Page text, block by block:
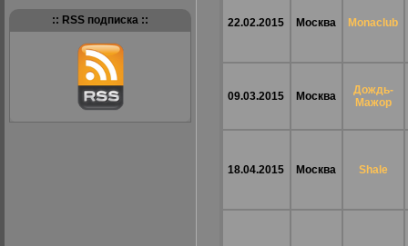
:: RSS подписка :: 22.02.2015 Москва Monaсlub
09.03.2015 Москва
Дождь-
Мажор
18.04.2015 Москва Shale